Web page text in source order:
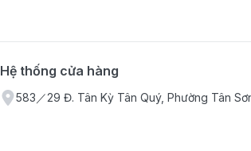
Hệ thống cửa hàng
583／29 Đ. Tân Kỳ Tân Quý, Phường Tân